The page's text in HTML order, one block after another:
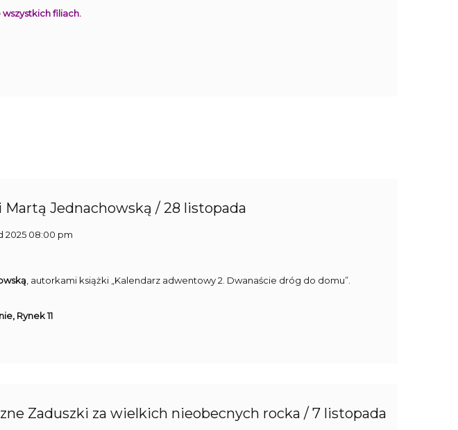
filiach.
Jednachowską / 28 listopada
2025 08:00 pm
, autorkami książki „Kalendarz adwentowy 2. Dwanaście dróg do domu”.
Rynek 11
Zaduszki za wielkich nieobecnych rocka / 7 listopada